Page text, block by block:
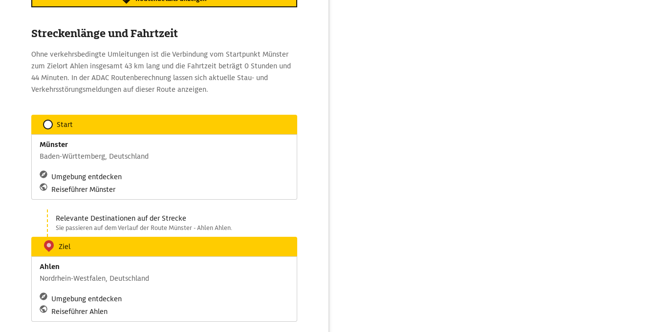
Streckenlänge und Fahrtzeit
Ohne verkehrsbedingte Umleitungen ist die Verbindung vom Startpunkt Münster
zum Zielort Ahlen insgesamt 43 km lang und die Fahrtzeit beträgt 0 Stunden und
44 Minuten. In der ADAC Routenberechnung lassen sich aktuelle Stau- und
Verkehrsstörungsmeldungen auf dieser Route anzeigen.
Start
Münster
Baden-Württemberg, Deutschland
Umgebung entdecken
Reiseführer Münster
Relevante Destinationen auf der Strecke
Sie passieren auf dem Verlauf der Route Münster - Ahlen Ahlen.
Ziel
Ahlen
Nordrhein-Westfalen, Deutschland
Umgebung entdecken
Reiseführer Ahlen